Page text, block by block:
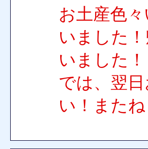
お土産色
いました
いました
では、翌
い！またね